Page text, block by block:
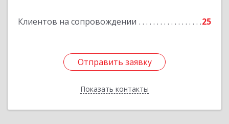
Клиентов на сопровождении 25
Отправить заявку
Показать контакты
Подробнее
Отправить заявку
Назад